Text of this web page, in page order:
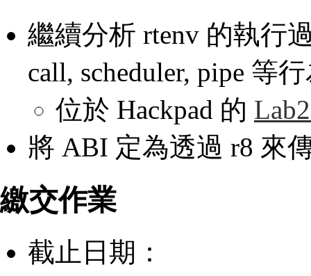
繼續分析 rtenv 的執行
call, scheduler, pipe 等
位於 Hackpad 的
將 ABI 定為透過 r8 來
繳交作業
截止日期：